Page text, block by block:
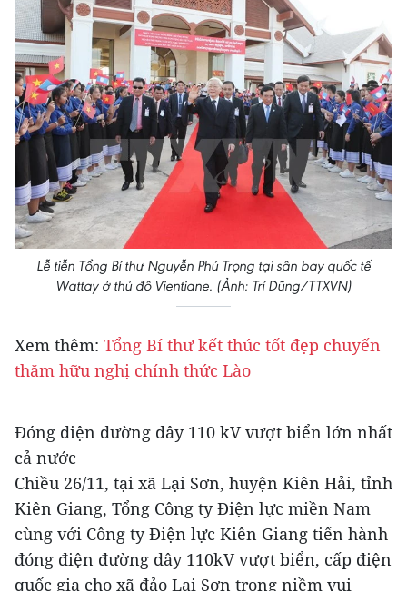
Lễ tiễn Tổng Bí thư Nguyễn Phú Trọng tại sân bay quốc tế
Wattay ở thủ đô Vientiane. (Ảnh: Trí Dũng/TTXVN)
Xem thêm: Tổng Bí thư kết thúc tốt đẹp chuyến
thăm hữu nghị chính thức Lào
Đóng điện đường dây 110 kV vượt biển lớn nhất
cả nước
Chiều 26/11, tại xã Lại Sơn, huyện Kiên Hải, tỉnh
Kiên Giang, Tổng Công ty Điện lực miền Nam
cùng với Công ty Điện lực Kiên Giang tiến hành
đóng điện đường dây 110kV vượt biển, cấp điện
quốc gia cho xã đảo Lại Sơn trong niềm vui